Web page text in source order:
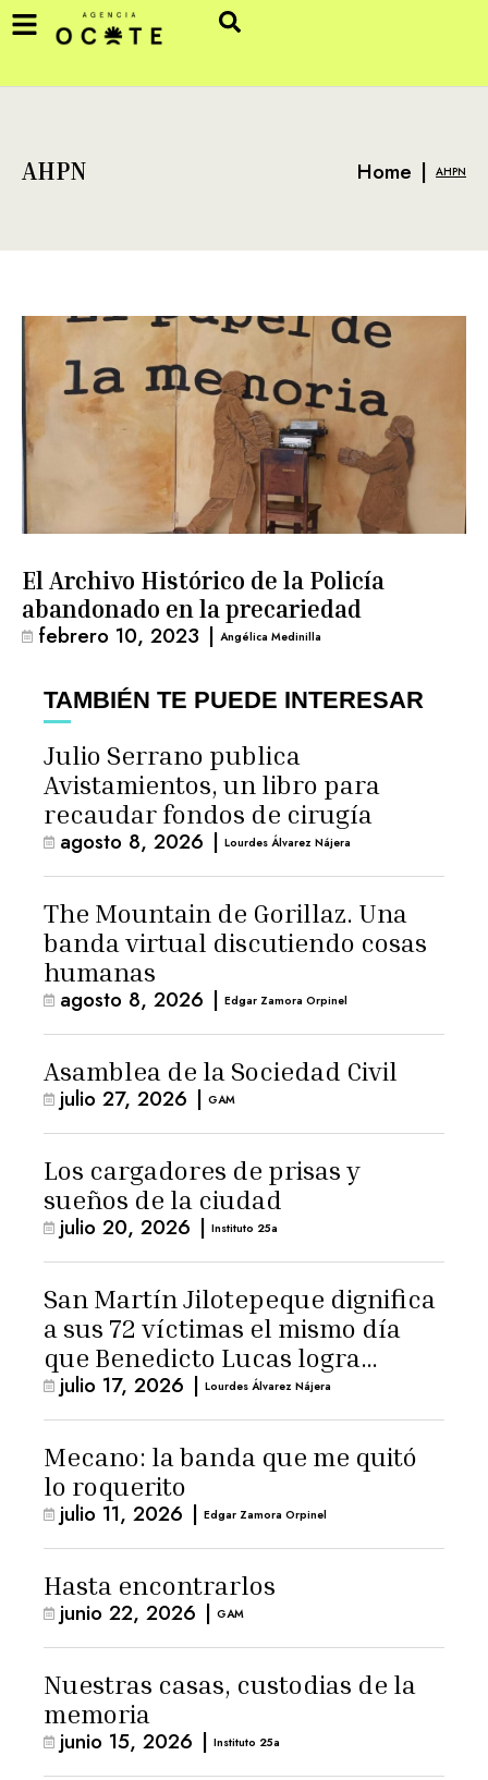
AHPN Home | AHPN
El Archivo Histórico de la Policía
abandonado en la precariedad
febrero 10, 2023 | Angélica Medinilla
TAMBIÉN TE PUEDE INTERESAR
Julio Serrano publica
Avistamientos, un libro para
recaudar fondos de cirugía
agosto 8, 2026 | Lourdes Álvarez Nájera
The Mountain de Gorillaz. Una
banda virtual discutiendo cosas
humanas
agosto 8, 2026 | Edgar Zamora Orpinel
Asamblea de la Sociedad Civil
julio 27, 2026 | GAM
Los cargadores de prisas y
sueños de la ciudad
julio 20, 2026 | Instituto 25a
San Martín Jilotepeque dignifica
a sus 72 víctimas el mismo día
que Benedicto Lucas logra
arresto domiciliario
julio 17, 2026 | Lourdes Álvarez Nájera
Mecano: la banda que me quitó
lo roquerito
julio 11, 2026 | Edgar Zamora Orpinel
Hasta encontrarlos
junio 22, 2026 | GAM
Nuestras casas, custodias de la
memoria
junio 15, 2026 | Instituto 25a